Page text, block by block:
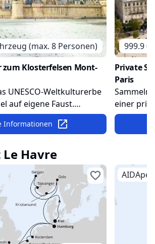
(max. 8 Personen)
zum Klosterfelsen Mont-
UNESCO-Weltkulturerbe
auf eigene Faust.
Spaziergang durch das
und besichtigen Sie die
Ausblick auf die
der Normandie
Informationen
999.9€
Private
Paris
Sammeln
einer
Ihr
Le Havre